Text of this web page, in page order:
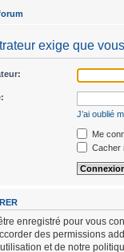
exige que
J’ai oublié
Me
Cacher
enregistré pour vous
des permissions
et de notre